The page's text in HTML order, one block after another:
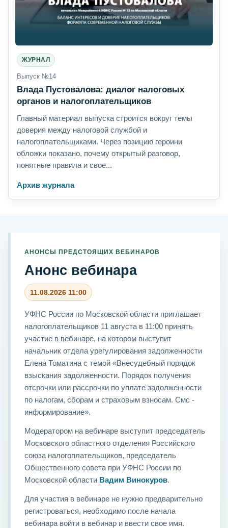
ЖУРНАЛ
Выпуск №14
Влада Пустовалова: диалог налоговых
органов и налогоплательщиков
Главный материал выпуска строится вокруг темы
доверия между налоговой службой и
налогоплательщиками. Через позицию героини
обложки показано, почему открытый разговор,
понятные правила и свое...
Архив журнала
АНОНСЫ ПРЕДСТОЯЩИХ ВЕБИНАРОВ
Анонс вебинара
11.08.2026 11:00
УФНС России по Московской области приглашает
налогоплательщиков 11 августа в 11:00 принять
участие в вебинаре, на котором выступит
начальник отдела урегулирования задолженности
Елена Томатина с темой «Внесудебный порядок
взыскания задолженности. Порядок получения
отсрочки или рассрочки по уплате задолженности
по налогам, сборам и страховым взносам. Смс -
информирование».
Модератором на вебинаре выступит председатель
Московского областного отделения Российского
союза налогоплательщиков, председатель
Общественного совета при УФНС России по
Московской области Вадим Винокуров.
Для участия в вебинаре не нужно предварительно
регистроваться, необходимо после начала
вебинара войти в вебинар и ввести свое имя.